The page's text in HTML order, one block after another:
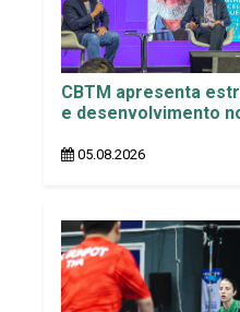
CBTM apresenta
e desenvolvimento
05.08.2026